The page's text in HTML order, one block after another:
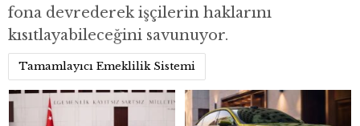
fona devrederek işçilerin haklarını
kısıtlayabileceğini savunuyor.
Tamamlayıcı Emeklilik Sistemi